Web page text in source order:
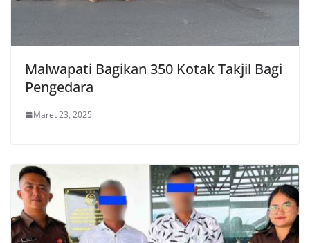
Malwapati Bagikan 350 Kotak Takjil Bagi
Pengedara
Maret 23, 2025